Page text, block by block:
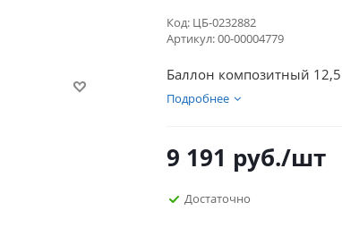
Код: ЦБ-0232882
Артикул:00-00004779
Баллон композитный 12,5
Подробнее
9 191 руб./шт
Достаточно